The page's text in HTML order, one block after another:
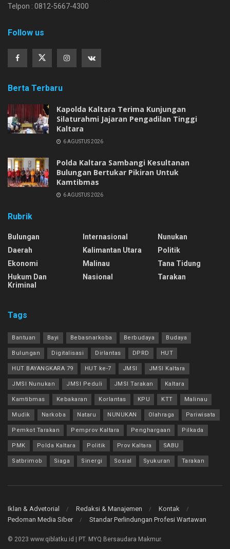
Telpon : 0812-5667-4300
Follow us
Berta Terbaru
Kapolda Kaltara Terima Kunjungan
Silaturahmi Jajaran Pengadilan Tinggi
Kaltara
6 AGUSTUS 2026
Polda Kaltara Sambangi Kesultanan
Bulungan Bertukar Pikiran Untuk
Kamtibmas
6 AGUSTUS 2026
Rubrik
Bulungan
Daerah
Ekonomi
Hukum Dan
Kriminal
Internasional
Kalimantan Utara
Malinau
Nasional
Nunukan
Politik
Tana Tidung
Tarakan
Tags
Bantuan Bayi Bebasnarkoba Berbudaya Budaya
Bulungan Digitalisasi Dirlantas DPRD HUT
HUT BAYANGKARA 79 HUT ke-7 JMSI JMSI Kaltara
JMSI Nunukan JMSI Peduli JMSI Tarakan Kaltara
Kamtibmas Kebakaran Korlantas KPU KTT Malinau
Mudik Narkoba Nataru NUNUKAN Olahraga Pariwisata
Pemkot Tarakan Pemprov Kaltara Penghargaan Pilkada
PMK Polda Kaltara Politik Prov Kaltara SABU
Satbrimob Siaga Sinergi Sosial Syukuran Tarakan
Iklan & Advetorial Redaksi & Manajemen
Kontak
Pedoman Media Siber
Standar Perlindungan Profesi Wartawan
© 2023 www.qiblatku.id | PT. MYQ Bersaudara Makmur.